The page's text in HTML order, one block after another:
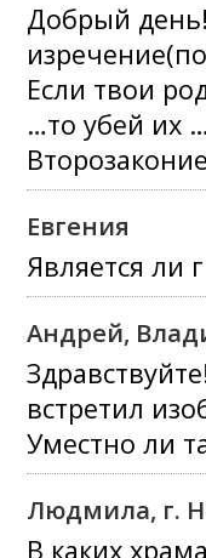
Добрый
Если твои
…то убей их
Евгения
Является ли
Андрей,
встретил
Уместно ли
Людмила, г.
В каких